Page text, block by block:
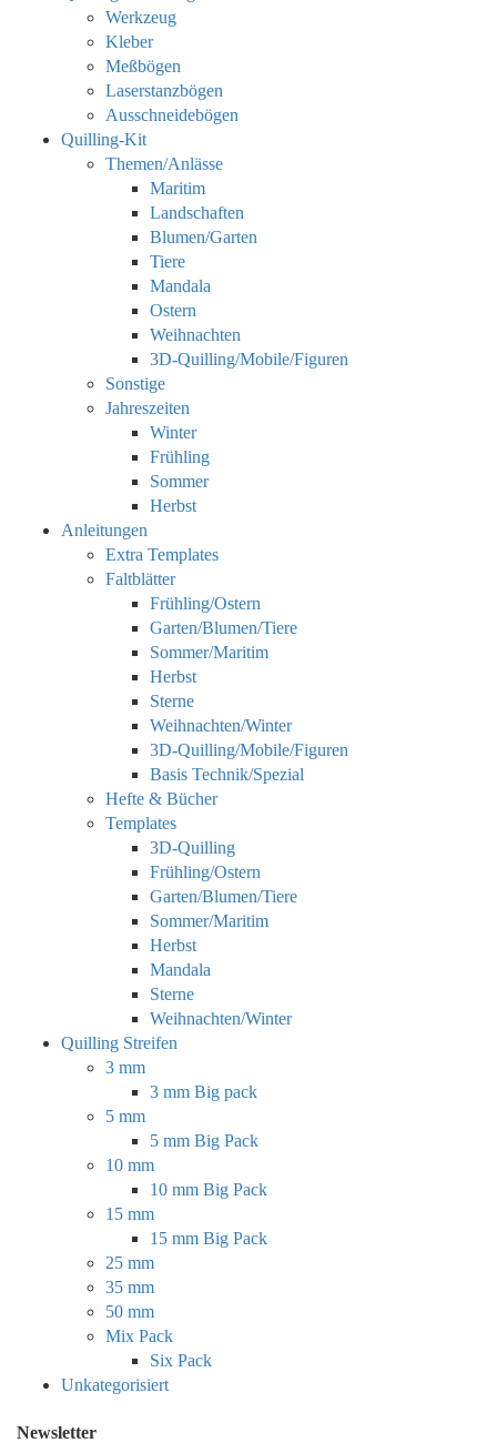
Werkzeug
Kleber
Meßbögen
Laserstanzbögen
Ausschneidebögen
Quilling-Kit
Themen/Anlässe
Maritim
Landschaften
Blumen/Garten
Tiere
Mandala
Ostern
Weihnachten
3D-Quilling/Mobile/Figuren
Sonstige
Jahreszeiten
Winter
Frühling
Sommer
Herbst
Anleitungen
Extra Templates
Faltblätter
Frühling/Ostern
Garten/Blumen/Tiere
Sommer/Maritim
Herbst
Sterne
Weihnachten/Winter
3D-Quilling/Mobile/Figuren
Basis Technik/Spezial
Hefte & Bücher
Templates
3D-Quilling
Frühling/Ostern
Garten/Blumen/Tiere
Sommer/Maritim
Herbst
Mandala
Sterne
Weihnachten/Winter
Quilling Streifen
3 mm
3 mm Big pack
5 mm
5 mm Big Pack
10 mm
10 mm Big Pack
15 mm
15 mm Big Pack
25 mm
35 mm
50 mm
Mix Pack
Six Pack
Unkategorisiert
Newsletter